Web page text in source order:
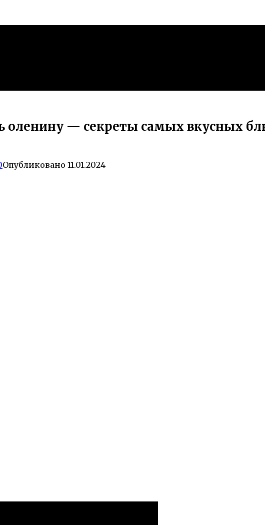
оленину — секреты самых вкусных
Опубликовано 11.01.2024